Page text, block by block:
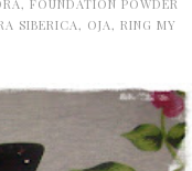
, FOUNDATION POWDER
SIBERICA, OJA, RING MY